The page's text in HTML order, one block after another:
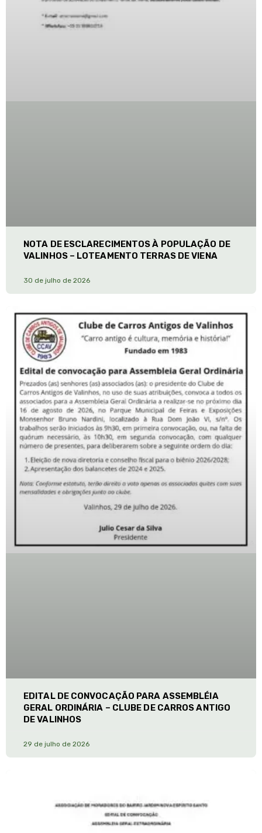
NOTA DE ESCLARECIMENTOS À POPULAÇÃO DE
VALINHOS – LOTEAMENTO TERRAS DE VIENA
30 de julho de 2026
EDITAL DE CONVOCAÇÃO PARA ASSEMBLÉIA
GERAL ORDINÁRIA – CLUBE DE CARROS ANTIGO
DE VALINHOS
29 de julho de 2026